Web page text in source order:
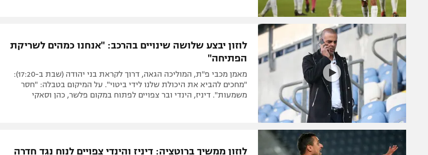
לוזון יבצע שלושה שינויים בהרכב: "אנחנו כמהים לשריקת
הפתיחה"
מאמן מכבי פ"ת, המוליכה הגאה, דרוך לקראת בני יהודה (שבת ב-17:20):
"מחכים להביא את היכולת שלנו לידי ביטוי". על המיקום בטבלה: "חסר
משמעות". דיניז, הינדי ובר צפויים לפתוח במקום פלשר, כהן וסאקי
לוזון ממשיך ברוטציה: דיניז והינדי צפויים לנוח נגד חדרה